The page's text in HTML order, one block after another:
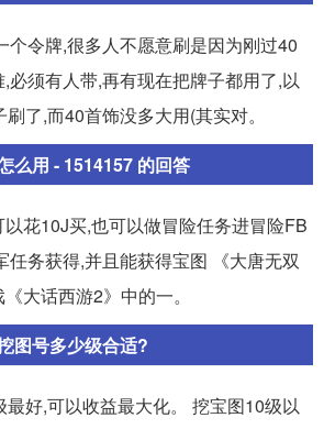
个令牌,很多人不愿意刷是因为刚过40
必须有人带,再有现在把牌子都用了,以
了,而40首饰没多大用(其实对。
么用 - 1514157 的回答
花10J买,也可以做冒险任务进冒险FB
任务获得,并且能获得宝图 《大唐无双
大话西游2》中的一。
图号多少级合适?
好,可以收益最大化。 挖宝图10级以